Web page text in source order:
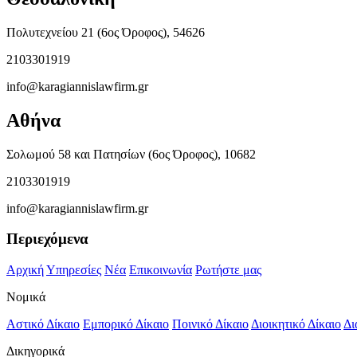
Πολυτεχνείου 21 (6ος Όροφος), 54626
2103301919
info@karagiannislawfirm.gr
Αθήνα
Σολωμού 58 και Πατησίων (6ος Όροφος), 10682
2103301919
info@karagiannislawfirm.gr
Περιεχόμενα
ΑρχικήΥπηρεσίες Νέα Επικοινωνία Ρωτήστε μας
Νομικά
Αστικό Δίκαιο Εμπορικό Δίκαιο Ποινικό Δίκαιο Διοικητικό Δίκαιο
Δικηγορικά